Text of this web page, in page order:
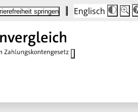
springen Englisch
Die
100